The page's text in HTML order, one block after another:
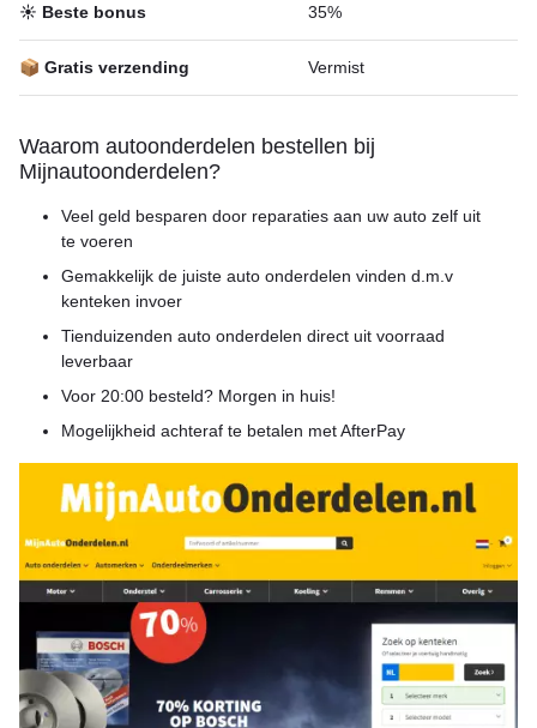
☀️ Beste bonus 35%
📦 Gratis verzending Vermist
Waarom autoonderdelen bestellen bij
Mijnautoonderdelen?
Veel geld besparen door reparaties aan uw auto zelf uit
te voeren
Gemakkelijk de juiste auto onderdelen vinden d.m.v
kenteken invoer
Tienduizenden auto onderdelen direct uit voorraad
leverbaar
Voor 20:00 besteld? Morgen in huis!
Mogelijkheid achteraf te betalen met AfterPay